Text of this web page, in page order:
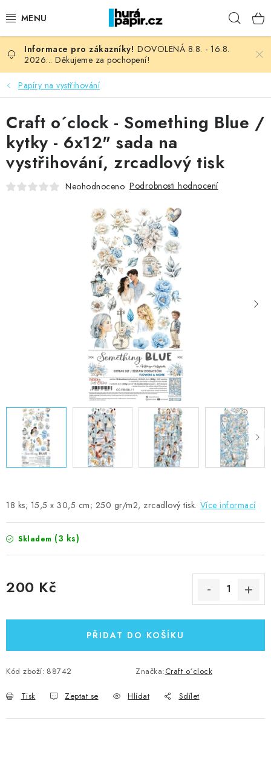
na
NOVINKY
HURÁ DÍLNA
VŠECHNO ZBOŽÍ
KNIHAŘSKÝ MATERIÁL
Moje objednávka
Oblíbené ♥️
Obchodní podmínky
Podmínky ochrany osobních údajů
Ověřování recenzí
DOVOLENÁ 8.8. - 16.8.
2026... Děkujeme za pochopení!
Papíry na vystřihování
18 ks; 15,5 x 30,5 cm; 250 gr/m2, zrcadlový tisk. Více informací
Skladem (3 ks)
200 Kč
PŘIDAT DO KOŠÍKU
Kód zboží: 88742 Značka:Craft o´clock
Tisk Zeptat se Hlídat Sdílet
Craft o´clock - Something Blue /
kytky - 6x12" sada na
vystřihování, zrcadlový tisk
Neohodnoceno Podrobnosti hodnocení